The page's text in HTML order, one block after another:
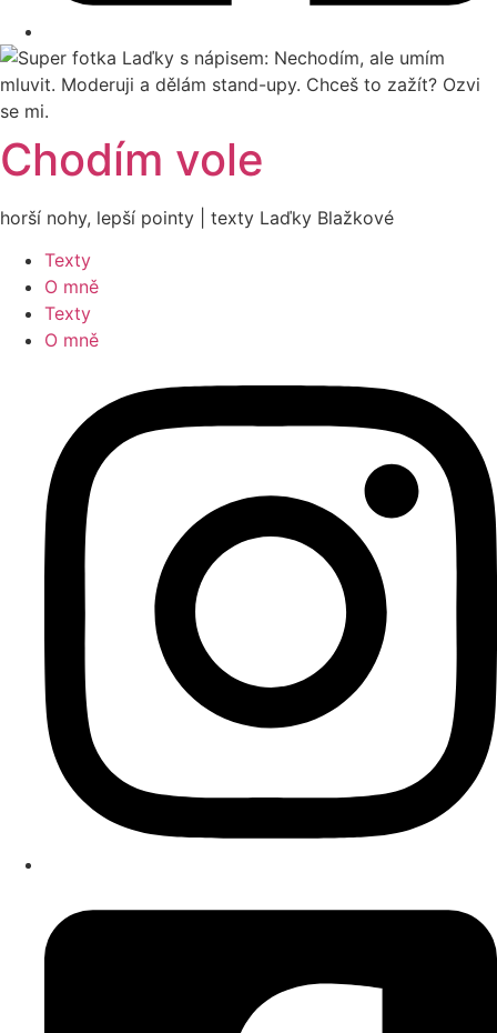
Chodím vole
horší nohy, lepší pointy | texty Laďky Blažkové
Texty
O mně
Texty
O mně